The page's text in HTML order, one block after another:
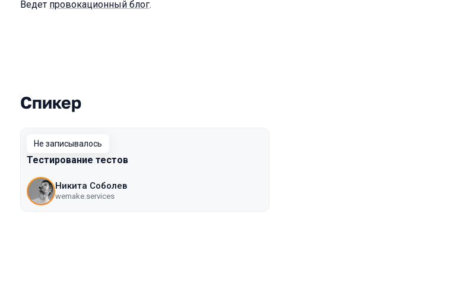
Ведет провокационный блог.
Выступления в сезоне 2019 Piter
Спикер
Не записывалось
Тестирование тестов
Никита Соболев
wemake.services